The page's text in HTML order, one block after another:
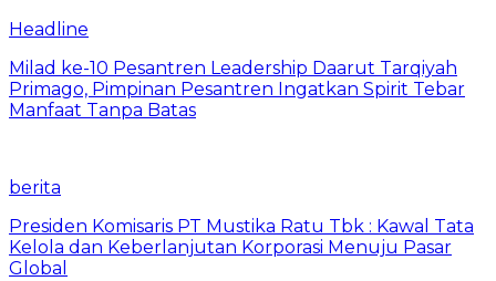
Headline
Milad ke-10 Pesantren Leadership Daarut Tarqiyah
Primago, Pimpinan Pesantren Ingatkan Spirit Tebar
Manfaat Tanpa Batas
berita
Presiden Komisaris PT Mustika Ratu Tbk : Kawal Tata
Kelola dan Keberlanjutan Korporasi Menuju Pasar
Global